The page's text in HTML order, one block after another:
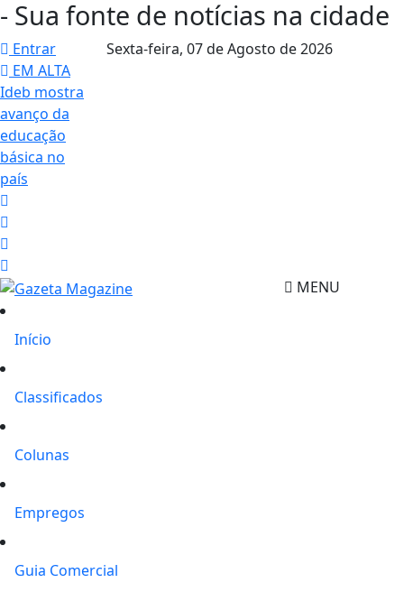
- Sua fonte de notícias na cidade
Entrar
EM ALTA
Ideb mostra
avanço da
educação
básica no
país
Sexta-feira, 07 de Agosto de 2026
MENU
Início
Classificados
Colunas
Empregos
Guia Comercial